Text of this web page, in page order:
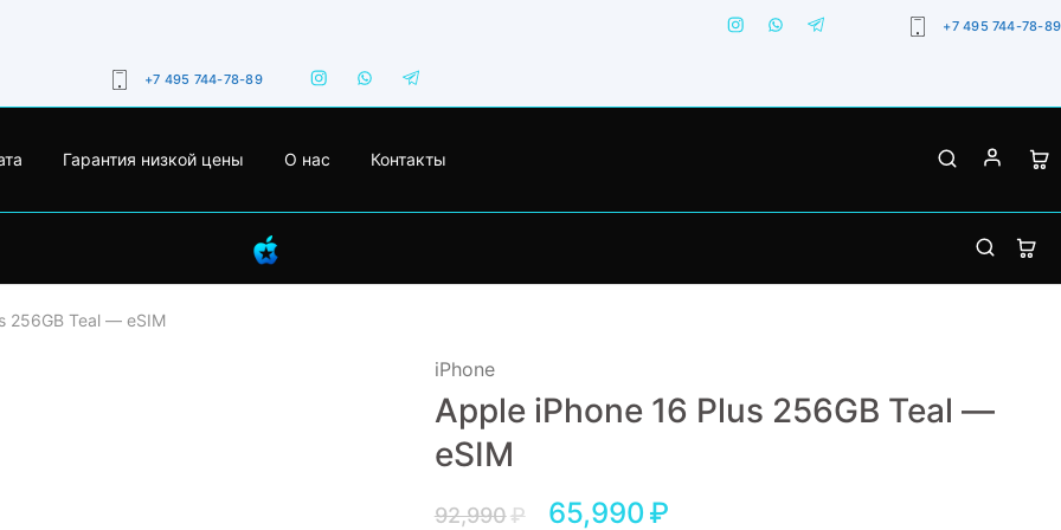
+7 495 744-78-89
+7 495 744-78-89
Гарантия низкой цены О нас Контакты
256GB Teal — eSIM
iPhone
Apple iPhone 16 Plus 256GB Teal —
eSIM
92,990₽ 65,990₽